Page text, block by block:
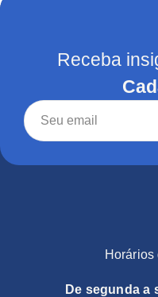
Receba
Horários
De segunda a